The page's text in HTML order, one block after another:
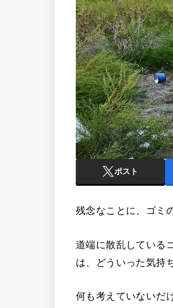
ポスト
残念なことに、ゴミ
道端に散乱している
は、どういった気持
何も考えていないだ